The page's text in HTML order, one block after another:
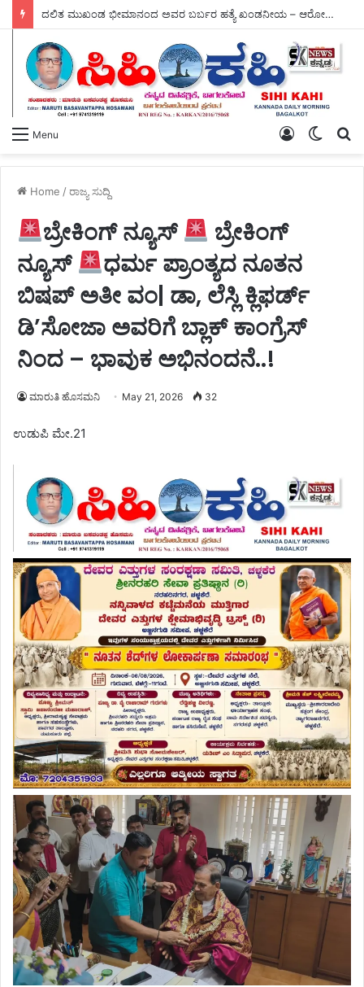
ದಲಿತ ಮುಖಂಡ ಭೀಮಾನಂದ ಅವರ ಬರ್ಬರ ಹತ್ಯೆ ಖಂಡನೀಯ – ಆರೋಪಿಗಳ ತಕ್ಷಣ ಬಂಧನಕ್ಕೆ ಕರ್ನಾಟಕ ರಾಜ್ಯ ದಲಿತ ವಿದ್ಯಾರ್ಥಿ ಪರಿಷತ್ ಆಗ್ರಹ.
Menu
Switch
Log
Home /ರಾಜ್ಯ ಸುದ್ದಿ
ಬ್ರೇಕಿಂಗ್ ನ್ಯೂಸ್
ಬ್ರೇಕಿಂಗ್
ನ್ಯೂಸ್
ಧರ್ಮ ಪ್ರಾಂತ್ಯದ ನೂತನ
ಬಿಷಪ್ ಅತೀ ವಂ| ಡಾ, ಲೆಸ್ಲಿ ಕ್ಲಿಫರ್ಡ್
ಡಿ’ಸೋಜಾ ಅವರಿಗೆ ಬ್ಲಾಕ್ ಕಾಂಗ್ರೆಸ್‌
ನಿಂದ – ಭಾವುಕ ಅಭಿನಂದನೆ..!
ಮಾರುತಿ ಹೊಸಮನಿ May 21, 2026 32
ಉಡುಪಿ ಮೇ.21